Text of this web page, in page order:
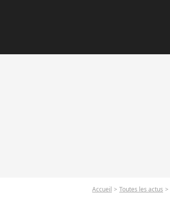
Accueil Toutes les actus